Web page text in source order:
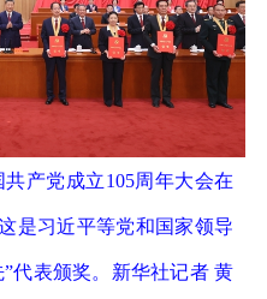
产党成立105周年大会在
是习近平等党和国家领导
代表颁奖。新华社记者 黄